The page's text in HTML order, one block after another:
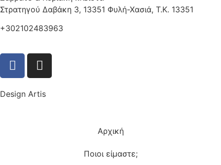
Στρατηγού Δαβάκη 3, 13351 Φυλή-Χασιά, Τ.Κ. 13351
+302102483963
Design Artis
Αρχική
Ποιοι είμαστε;